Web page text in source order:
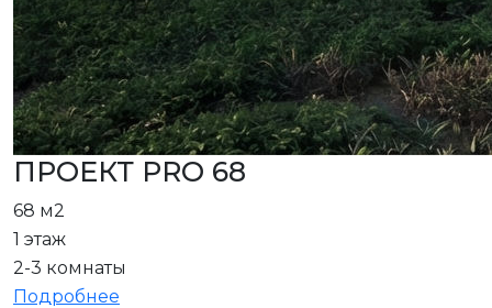
ПРОЕКТ PRO 68
68 м2
1 этаж
2-3 комнаты
Подробнее